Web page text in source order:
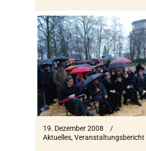
19. Dezember 2008
Aktuelles,Veranstaltungsbericht